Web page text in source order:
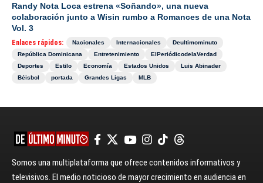
Randy Nota Loca estrena «Soñando», una nueva
colaboración junto a Wisin rumbo a Romances de una Nota
Vol. 3
Enlaces rápidos: Nacionales Internacionales
Deultimominuto
República Dominicana
Entretenimiento
ElPeriódicodelaVerdad
Deportes
Estilo Economía Estados Unidos
Luis Abinader
Béisbol
portada Grandes Ligas MLB
Somos una multiplataforma que ofrece contenidos informativos y
televisivos. El medio noticioso de mayor crecimiento en audiencia en